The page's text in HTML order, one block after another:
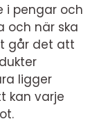
i pengar och
och när ska
går det att
ligger
kan varje